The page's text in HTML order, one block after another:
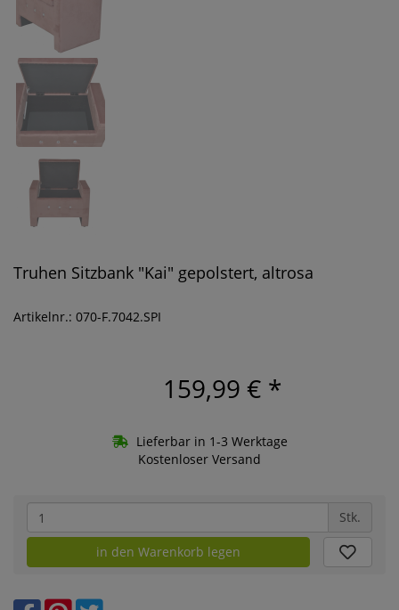
Truhen Sitzbank "Kai" gepolstert, altrosa
Artikelnr.: 070-F.7042.SPI
159,99 € *
Lieferbar in 1-3 Werktage
Kostenloser Versand
Stk.
in den Warenkorb legen